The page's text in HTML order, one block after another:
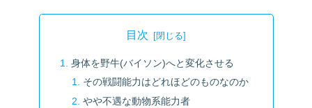
目次
身体を野牛(バイソン)へと変化させる
その戦闘能力はどれほどのものなのか
やや不遇な動物系能力者